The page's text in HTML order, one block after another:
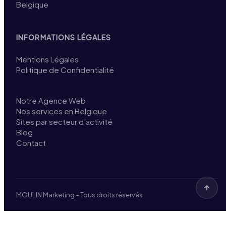
Belgique
INFORMATIONS LÉGALES
Mentions Légales
Politique de Confidentialité
Notre Agence Web
Nos services en Belgique
Sites par secteur d’activité
Blog
Contact
MOULIN Marketing – Tous droits réservés